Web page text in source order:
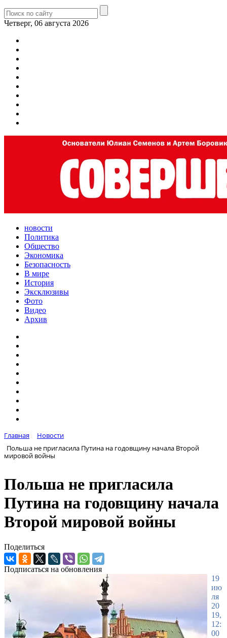
Четверг, 06 августа 2026
новости
Политика
Общество
Экономика
Безопасность
В мире
История
Эксклюзивы
Фото
Видео
Архив
Главная
Новости
Польша не пригласила Путина на годовщину начала Второй
мировой войны
Польша не пригласила
Путина на годовщину начала
Второй мировой войны
Поделиться
Подписаться на обновления
19
ию
ля
20
19,
12:
00